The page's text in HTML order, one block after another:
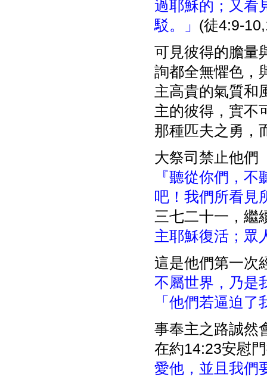
過耶穌的；又看
駁。」 (徒4:9-
可見彼得的膽量
詢都全無懼色，
主高貴的氣質和
主的彼得，實不
那種匹夫之勇，
大祭司禁止他們
『聽從你們，
吧！我們所看見
三七二十一，繼
主耶穌復活；眾
這是他們第一次
不屬世界，乃是
「他們若逼迫
事奉主之路誠然
在約14:23安慰
愛他，並且我們